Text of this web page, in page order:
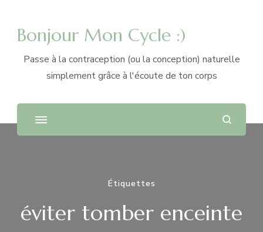
Bonjour Mon Cycle :)
Passe à la contraception (ou la conception) naturelle
simplement grâce à l'écoute de ton corps
Étiquettes
éviter tomber enceinte